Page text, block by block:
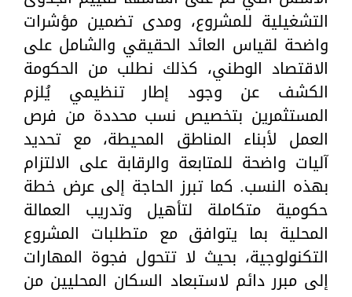
التشغيلية للمشروع، ومدى تضمين مؤشرات
واضحة لقياس العائد الحقيقي والشامل على
الاقتصاد الوطني، كذلك نطلب من الحكومة
الكشف عن وجود إطار تنظيمي يُلزم
المستثمرين بتخصيص نسب محددة من فرص
العمل لأبناء المناطق المحيطة، مع تحديد
آليات واضحة للمتابعة والرقابة على الالتزام
بهذه النسب. كما تبرز الحاجة إلى عرض خطة
حكومية متكاملة لتأهيل وتدريب العمالة
المحلية بما يتوافق مع متطلبات المشروع
التكنولوجية، بحيث لا تتحول فجوة المهارات
إلى مبرر دائم لاستبعاد السكان المحليين من